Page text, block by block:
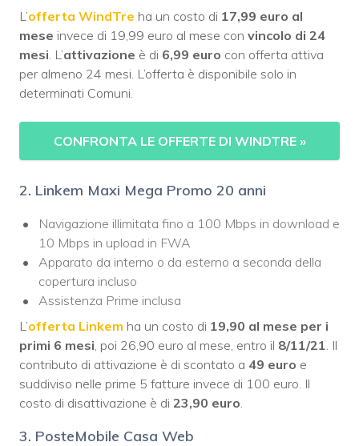
L’offerta WindTre ha un costo di 17,99 euro al
mese invece di 19,99 euro al mese con vincolo di 24
mesi . L’attivazione è di 6,99 euro con offerta attiva
per almeno 24 mesi. L’offerta è disponibile solo in
determinati Comuni.
CONFRONTA LE OFFERTE DI WINDTRE »
2. Linkem Maxi Mega Promo 20 anni
Navigazione illimitata fino a 100 Mbps in download e
10 Mbps in upload in FWA
Apparato da interno o da esterno a seconda della
copertura incluso
Assistenza Prime inclusa
L’offerta Linkem ha un costo di 19,90 al mese per i
primi 6 mesi , poi 26,90 euro al mese, entro il 8/11/21 . Il
contributo di attivazione è di scontato a 49 euro e
suddiviso nelle prime 5 fatture invece di 100 euro. Il
costo di disattivazione è di 23,90 euro
3. PosteMobile Casa Web